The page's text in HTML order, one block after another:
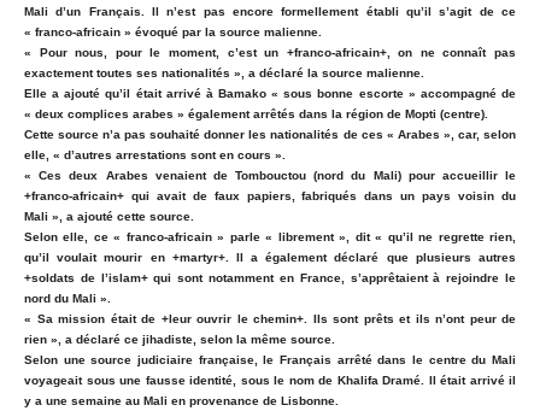
Mali d’un Français. Il n’est pas encore formellement établi qu’il s’agit de ce
« franco-africain » évoqué par la source malienne.
« Pour nous, pour le moment, c’est un +franco-africain+, on ne connaît pas
exactement toutes ses nationalités », a déclaré la source malienne.
Elle a ajouté qu’il était arrivé à Bamako « sous bonne escorte » accompagné de
« deux complices arabes » également arrêtés dans la région de Mopti (centre).
Cette source n’a pas souhaité donner les nationalités de ces « Arabes », car, selon
elle, « d’autres arrestations sont en cours ».
« Ces deux Arabes venaient de Tombouctou (nord du Mali) pour accueillir le
+franco-africain+ qui avait de faux papiers, fabriqués dans un pays voisin du
Mali », a ajouté cette source.
Selon elle, ce « franco-africain » parle « librement », dit « qu’il ne regrette rien,
qu’il voulait mourir en +martyr+. Il a également déclaré que plusieurs autres
+soldats de l’islam+ qui sont notamment en France, s’apprêtaient à rejoindre le
nord du Mali ».
« Sa mission était de +leur ouvrir le chemin+. Ils sont prêts et ils n’ont peur de
rien », a déclaré ce jihadiste, selon la même source.
Selon une source judiciaire française, le Français arrêté dans le centre du Mali
voyageait sous une fausse identité, sous le nom de Khalifa Dramé. Il était arrivé il
y a une semaine au Mali en provenance de Lisbonne.